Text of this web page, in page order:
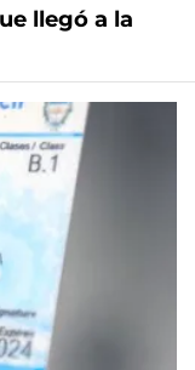
llegó a la